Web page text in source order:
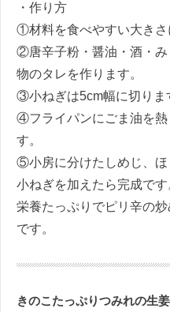
・作り方
①材料を食べやすい大きさ
②唐辛子粉・醤油・酒・み
物のタレを作ります。
③小ねぎは5cm幅に切りま
④フライパンにごま油を熱
す。
⑤小房に分けたしめじ、ほ
小ねぎを加えたら完成です
栄養たっぷりでピリ辛の
です。
きのこたっぷりつみれの生